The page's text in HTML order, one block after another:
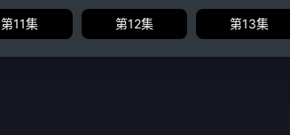
第11集 第12集 第13集